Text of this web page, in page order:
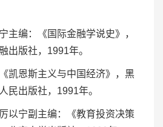
主编：《国际金融学说史》，
出版社，1991年。
凯恩斯主义与中国经济》，黑
民出版社，1991年。
以宁副主编：《教育投资决策